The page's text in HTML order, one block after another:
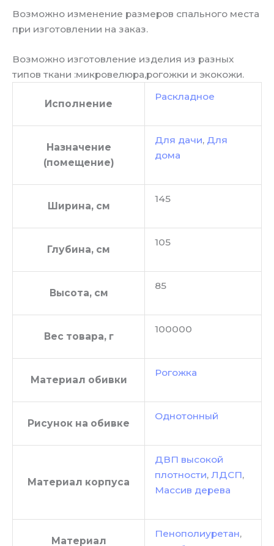
Возможно изменение размеров спального места
при изготовлении на заказ.
Возможно изготовление изделия из разных
типов ткани :микровелюра,рогожки и экокожи.
Исполнение
Раскладное
Назначение
(помещение)
Для дачи, Для
дома
Ширина, см
145
Глубина, см
105
Высота, см
85
Вес товара, г
100000
Материал обивки
Рогожка
Рисунок на обивке
Однотонный
Материал корпуса
ДВП высокой
плотности, ЛДСП,
Массив дерева
Материал
Пенополиуретан,